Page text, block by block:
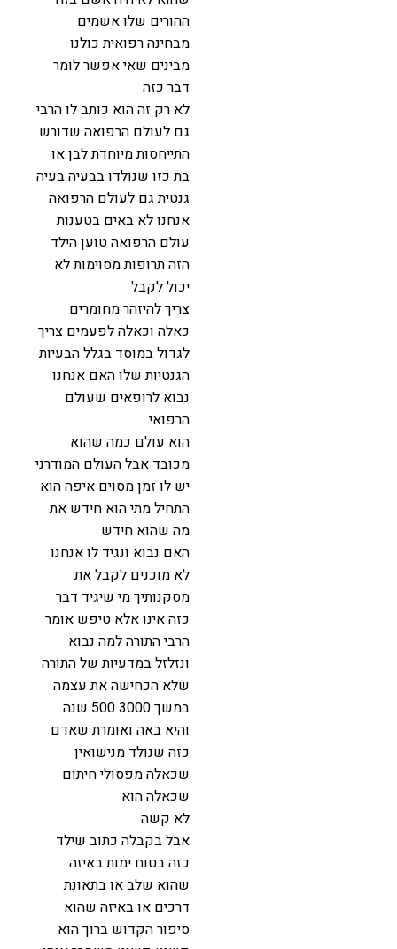
ההורים שלו אשמים
מבחינה רפואית כולנו
מבינים שאי אפשר לומר
דבר כזה
לא רק זה הוא כותב לו הרבי
גם לעולם הרפואה שדורש
התייחסות מיוחדת לבן או
בת כזו שנולדו בבעיה בעיה
גנטית גם לעולם הרפואה
אנחנו לא באים בטענות
עולם הרפואה טוען הילד
הזה תרופות מסוימות לא
יכול לקבל
צריך להיזהר מחומרים
כאלה וכאלה לפעמים צריך
לגדול במוסד בגלל הבעיות
הגנטיות שלו האם אנחנו
נבוא לרופאים שעולם
הרפואי
הוא עולם כמה שהוא
מכובד אבל העולם המודרני
יש לו זמן מסוים איפה הוא
התחיל מתי הוא חידש את
מה שהוא חידש
האם נבוא ונגיד לו אנחנו
לא מוכנים לקבל את
מסקנותיך מי שיגיד דבר
כזה אינו אלא טיפש אומר
הרבי התורה למה נבוא
ונזלזל במדעיות של התורה
שלא הכחישה את עצמה
במשך 3000 500 שנה
והיא באה ואומרת שאדם
כזה שנולד מנישואין
שכאלה מפסולי חיתום
שכאלה הוא
לא קשה
אבל בקבלה כתוב שילד
כזה בטוח ימות באיזה
שהוא שלב או בתאונת
דרכים או באיזה שהוא
סיפור הקדוש ברוך הוא